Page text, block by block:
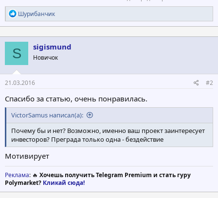
Р
е
а
к
ц
и
и
:
Шурибанчик
S sigismund
Новичок
21.03.2016 #2
Спасибо за статью, очень понравилась.
VictorSamus написал(а):
Почему бы и нет? Возможно, именно ваш проект заинтересует
инвесторов? Преграда только одна - бездействие
Мотивирует
Реклама: 🔥 Хочешь получить Telegram Premium и стать гуру
Polymarket? Кликай сюда!